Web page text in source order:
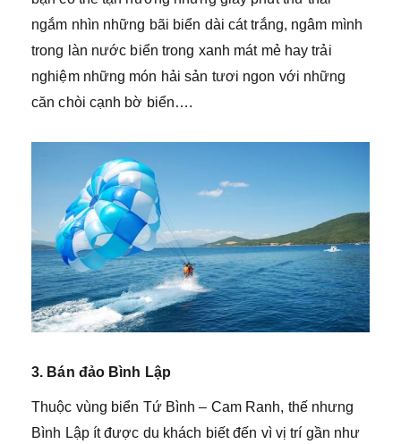
ngắm nhìn những bãi biển dài cát trắng, ngâm mình
trong làn nước biển trong xanh mát mẻ hay trải
nghiệm những món hải sản tươi ngon với những
căn chòi cạnh bờ biển….
3. Bán đảo Bình Lập
Thuộc vùng biển Tứ Bình – Cam Ranh, thế nhưng
Bình Lập ít được du khách biết đến vì vị trí gần như